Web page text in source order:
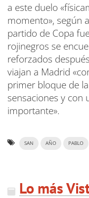
a este duelo
momento», según
partido de Copa
rojinegros se
reforzados
viajan a Madrid
primer bloque de
sensaciones y con
importante».
SAN AÑO PABLO
Lo más